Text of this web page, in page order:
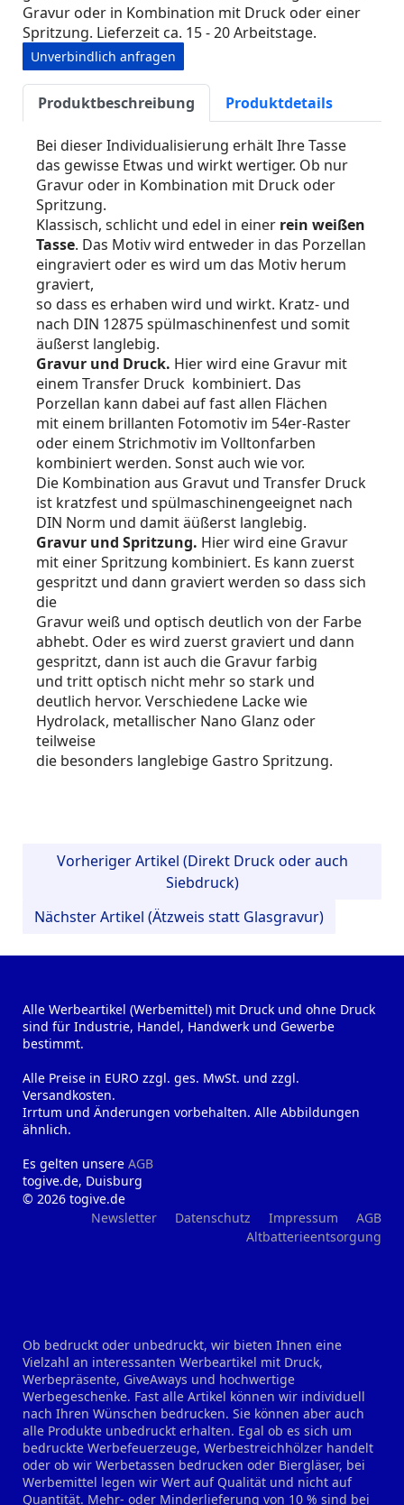
Gravur oder in Kombination mit Druck oder einer
Spritzung. Lieferzeit ca. 15 - 20 Arbeitstage.
Unverbindlich anfragen
Produktbeschreibung Produktdetails
Bei dieser Individualisierung erhält Ihre Tasse
das gewisse Etwas und wirkt wertiger. Ob nur
Gravur oder in Kombination mit Druck oder
Spritzung.
Klassisch, schlicht und edel in einer rein weißen
Tasse. Das Motiv wird entweder in das Porzellan
eingraviert oder es wird um das Motiv herum
graviert,
so dass es erhaben wird und wirkt. Kratz- und
nach DIN 12875 spülmaschinenfest und somit
äußerst langlebig.
Gravur und Druck. Hier wird eine Gravur mit
einem Transfer Druck kombiniert. Das
Porzellan kann dabei auf fast allen Flächen
mit einem brillanten Fotomotiv im 54er-Raster
oder einem Strichmotiv im Volltonfarben
kombiniert werden. Sonst auch wie vor.
Die Kombination aus Gravut und Transfer Druck
ist kratzfest und spülmaschinengeeignet nach
DIN Norm und damit äüßerst langlebig.
Gravur und Spritzung. Hier wird eine Gravur
mit einer Spritzung kombiniert. Es kann zuerst
gespritzt und dann graviert werden so dass sich
die
Gravur weiß und optisch deutlich von der Farbe
abhebt. Oder es wird zuerst graviert und dann
gespritzt, dann ist auch die Gravur farbig
und tritt optisch nicht mehr so stark und
deutlich hervor. Verschiedene Lacke wie
Hydrolack, metallischer Nano Glanz oder
teilweise
die besonders langlebige Gastro Spritzung.
Vorheriger Artikel (Direkt Druck oder auch
Siebdruck)
Nächster Artikel (Ätzweis statt Glasgravur)
Alle Werbeartikel (Werbemittel) mit Druck und ohne Druck
sind für Industrie, Handel, Handwerk und Gewerbe
bestimmt.
Alle Preise in EURO zzgl. ges. MwSt. und zzgl.
Versandkosten.
Irrtum und Änderungen vorbehalten. Alle Abbildungen
ähnlich.
Es gelten unsere AGB
togive.de, Duisburg
© 2026 togive.de
Newsletter
Datenschutz Impressum
AGB
Altbatterieentsorgung
Ob bedruckt oder unbedruckt, wir bieten Ihnen eine
Vielzahl an interessanten Werbeartikel mit Druck,
Werbepräsente, GiveAways und hochwertige
Werbegeschenke. Fast alle Artikel können wir individuell
nach Ihren Wünschen bedrucken. Sie können aber auch
alle Produkte unbedruckt erhalten. Egal ob es sich um
bedruckte Werbefeuerzeuge, Werbestreichhölzer handelt
oder ob wir Werbetassen bedrucken oder Biergläser, bei
Werbemittel legen wir Wert auf Qualität und nicht auf
Quantität. Mehr- oder Minderlieferung von 10 % sind bei